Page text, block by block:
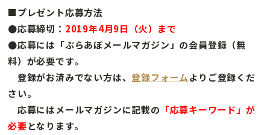
■プレゼント応募方法
●応募締切： 2019年4月9日（火）まで
●応募には「ぶらあぼメールマガジン」の会員登録（無
料）が必要です。
登録がお済みでない方は、登録フォームよりご登録くだ
さい。
応募にはメールマガジンに記載の 「応募キーワード」が
必要となります。